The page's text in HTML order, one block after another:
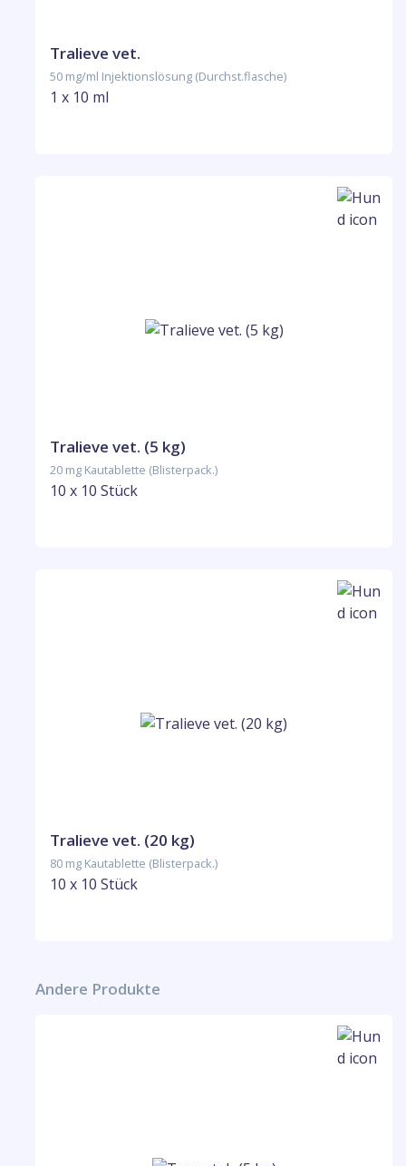
Tralieve vet.
50 mg/ml Injektionslösung (Durchst.flasche)
1 x 10 ml
Tralieve vet. (5 kg)
20 mg Kautablette (Blisterpack.)
10 x 10 Stück
Tralieve vet. (20 kg)
80 mg Kautablette (Blisterpack.)
10 x 10 Stück
Andere Produkte